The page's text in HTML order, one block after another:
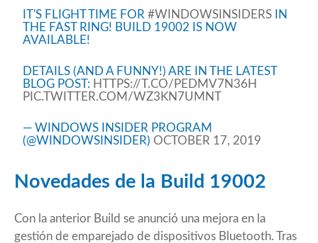
IT'S FLIGHT TIME FOR#WINDOWSINSIDERS IN
THE FAST RING! BUILD 19002 IS NOW
AVAILABLE!
DETAILS (AND A FUNNY!) ARE IN THE LATEST
BLOG POST: HTTPS://T.CO/PEDMV7N36H
PIC.TWITTER.COM/WZ3KN7UMNT
— WINDOWS INSIDER PROGRAM
(@WINDOWSINSIDER)OCTOBER 17, 2019
Novedades de la Build 19002
Con la anterior Build se anunció una mejora en la
gestión de emparejado de dispositivos Bluetooth. Tras